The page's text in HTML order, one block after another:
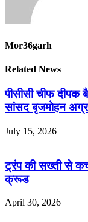
Mor36garh
Related News
पीसीसी चीफ दीपक
सांसद बृजमोहन
July 15, 2026
ट्रंप की सख्ती से
क्रूड
April 30, 2026